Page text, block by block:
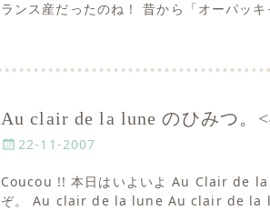
e
n
ランス産だったのね！ 昔から「オーパッキ
Au clair de la lune のひみつ。
P
s
t
22-11-2007
Coucou !! 本日はいよいよ Au Clair de la
ぞ。 Au clair de la lune Au clair de la